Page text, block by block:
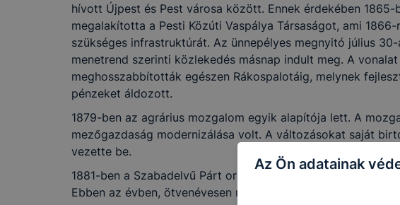
hívott Újpest és Pest városa között. Ennek érdekében 1865-
megalakította a Pesti Közúti Vaspálya Társaságot, ami
szükséges infrastruktúrát. Az ünnepélyes megnyitó július
menetrend szerinti közlekedés másnap indult meg. A
meghosszabbították egészen Rákospalotáig, melynek
pénzeket áldozott.
1879-ben az agrárius mozgalom egyik alapítója lett. A
mezőgazdaság modernizálása volt. A változásokat saját
vezette be.
1881-ben a Szabadelvű Párt országgyűlési képviselőjévé
Ebben az évben, ötvenévesen megházasodott.
Az Ön adatainak